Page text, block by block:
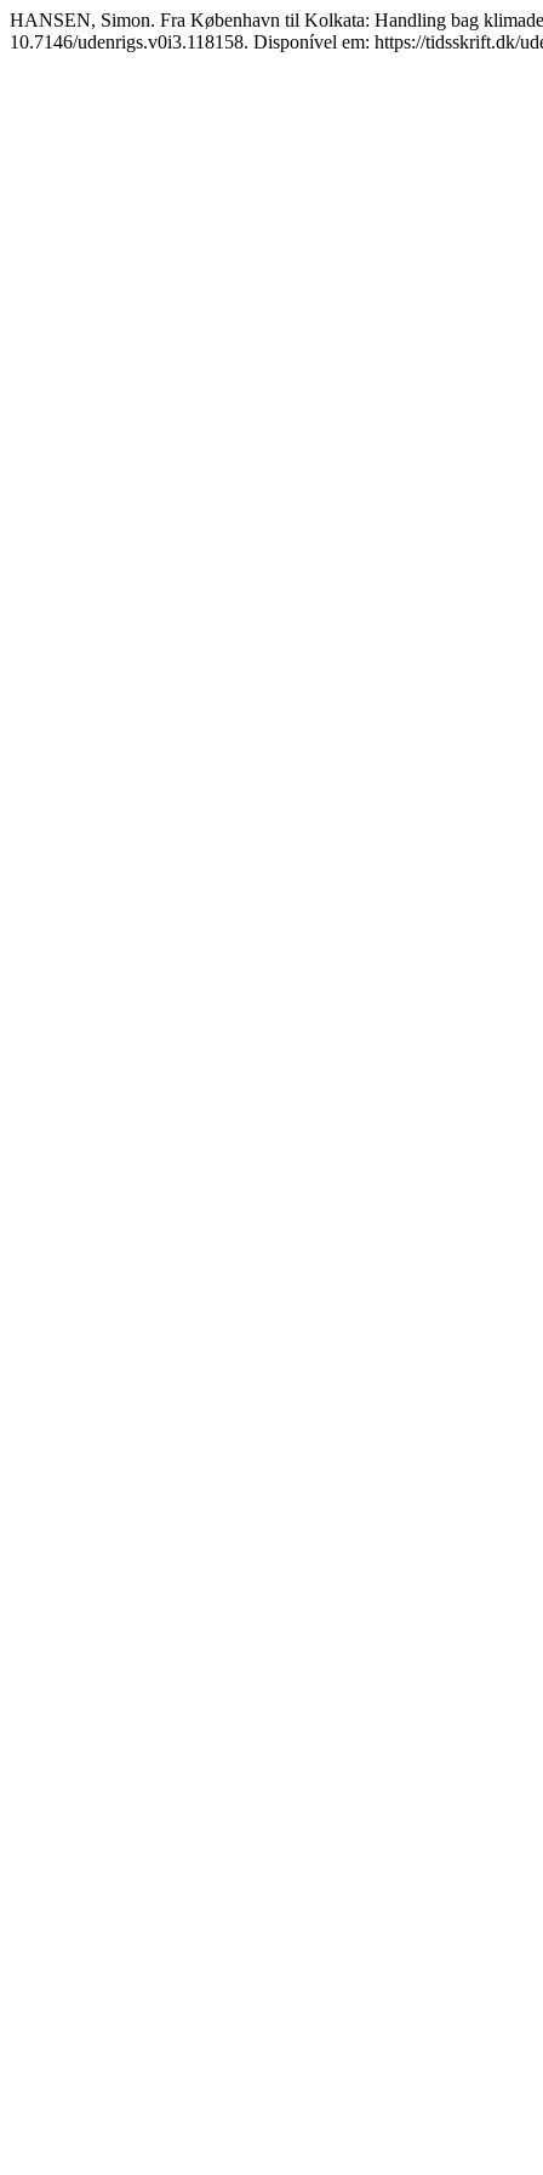
HANSEN, Simon. Fra København til Kolkata: Handling bag
10.7146/udenrigs.v0i3.118158. Disponível em: https://tidsskrift.dk/